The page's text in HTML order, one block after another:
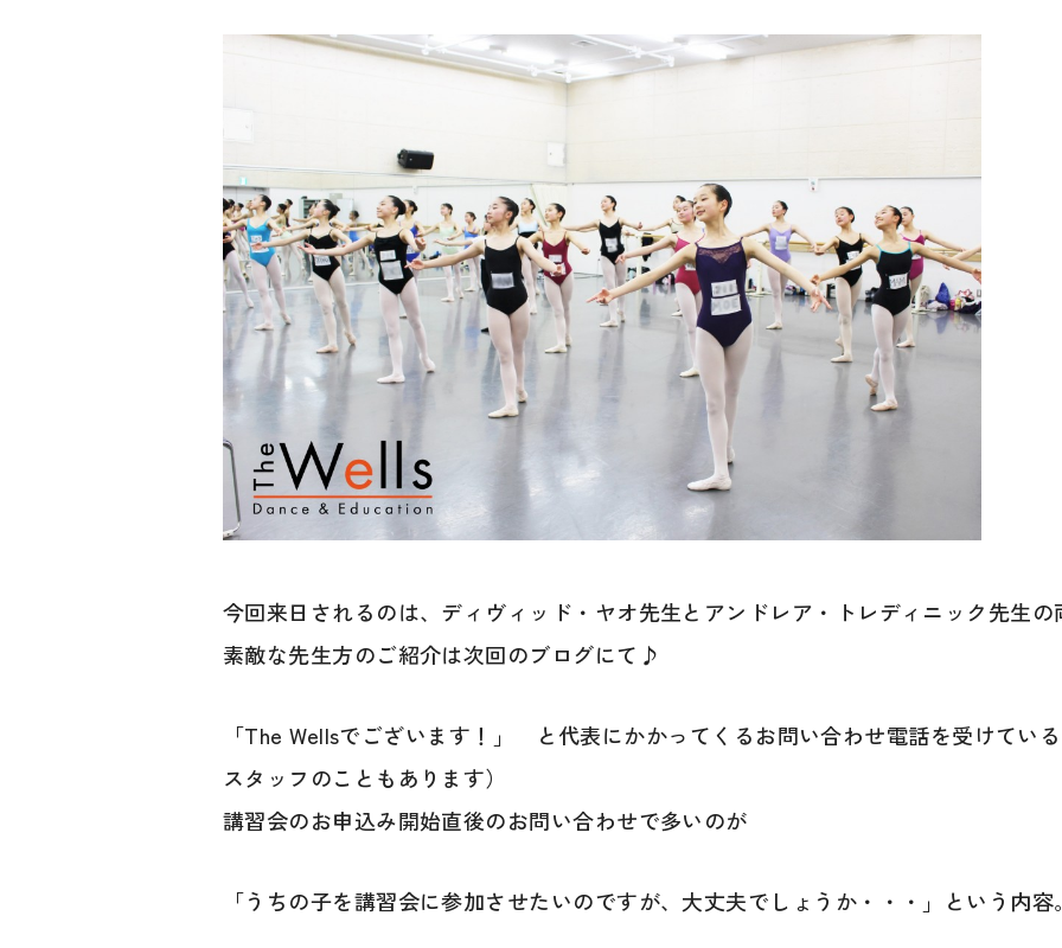
今回来日されるのは、ディヴィッド・ヤオ先生とアンドレア・トレディニック先生の
素敵な先生方のご紹介は次回のブログにて♪
「The Wellsでございます！」 と代表にかかってくるお問い合わせ電話を受けて
スタッフのこともあります）
講習会のお申込み開始直後のお問い合わせで多いのが
「うちの子を講習会に参加させたいのですが、大丈夫でしょうか・・・」という内容。